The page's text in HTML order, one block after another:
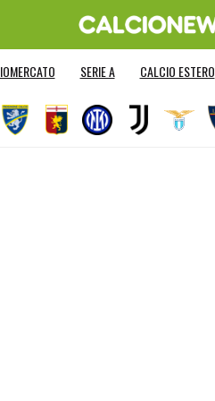
SERIE A CALCIO ESTERO